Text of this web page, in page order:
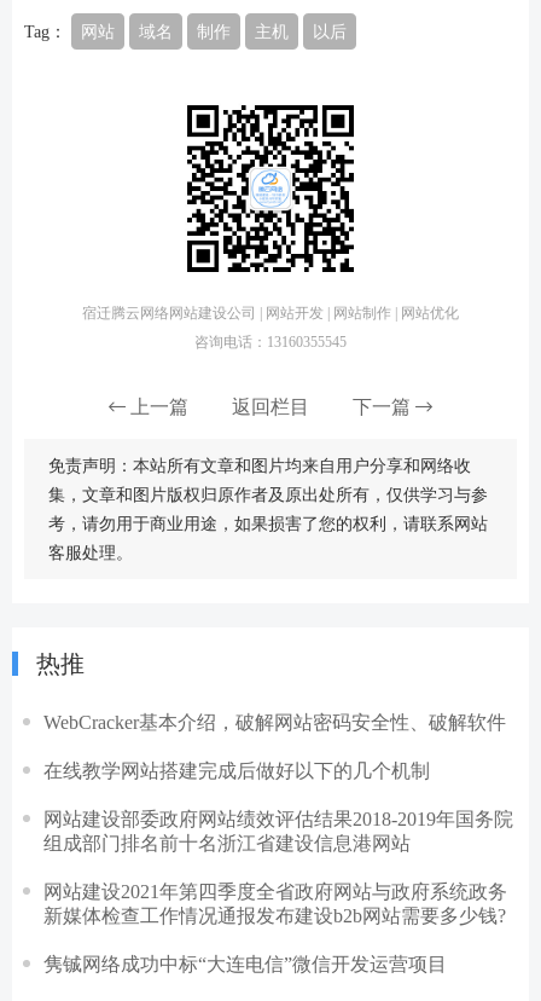
Tag： 网站 域名 制作 主机 以后
宿迁腾云网络网站建设公司 | 网站开发 | 网站制作 | 网站优化
咨询电话：13160355545
上一篇 返回栏目 下一篇
免责声明：本站所有文章和图片均来自用户分享和网络收
集，文章和图片版权归原作者及原出处所有，仅供学习与参
考，请勿用于商业用途，如果损害了您的权利，请联系网站
客服处理。
热推
WebCracker基本介绍，破解网站密码安全性、破解软件
在线教学网站搭建完成后做好以下的几个机制
网站建设部委政府网站绩效评估结果2018-2019年国务院
组成部门排名前十名浙江省建设信息港网站
网站建设2021年第四季度全省政府网站与政府系统政务
新媒体检查工作情况通报发布建设b2b网站需要多少钱?
隽铖网络成功中标“大连电信”微信开发运营项目